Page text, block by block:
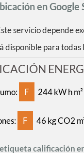
en
servicio depende
disponible para todas
F 244 kW h
F 46 kg CO2
calificación